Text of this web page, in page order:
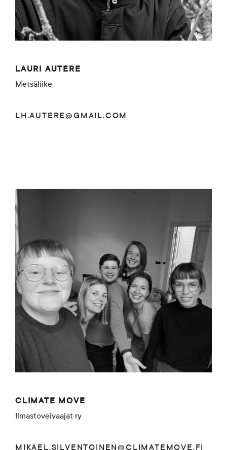
LAURI AUTERE
Metsäliike
LH.AUTERE@GMAIL.COM
CLIMATE MOVE
Ilmastoveivaajat ry
MIKAEL.SILVENTOINEN@CLIMATEMOVE.FI